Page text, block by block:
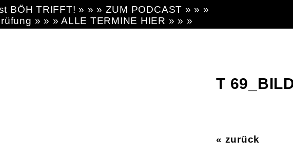
BÖH TRIFFT! » » » ZUM PODCAST » » »
» » » ALLE TERMINE HIER » » »
T
« zurück